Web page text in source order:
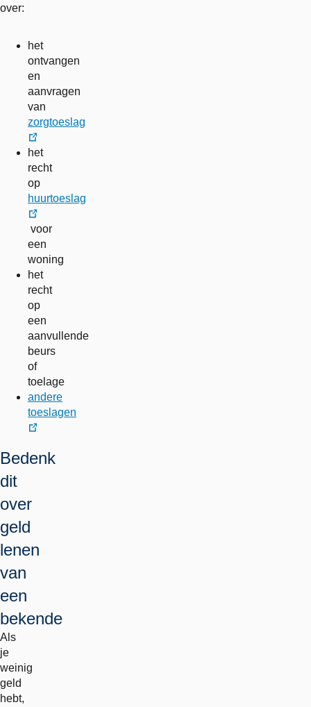
over:
het
ontvangen
en
aanvragen
van
zorgtoeslag
externe
link
het
recht
op
huurtoeslag
externe
link
voor
een
woning
het
recht
op
een
aanvullende
beurs
of
toelage
andere
toeslagen
link
Bedenk
dit
over
geld
lenen
van
een
bekende
Als
je
weinig
geld
hebt,